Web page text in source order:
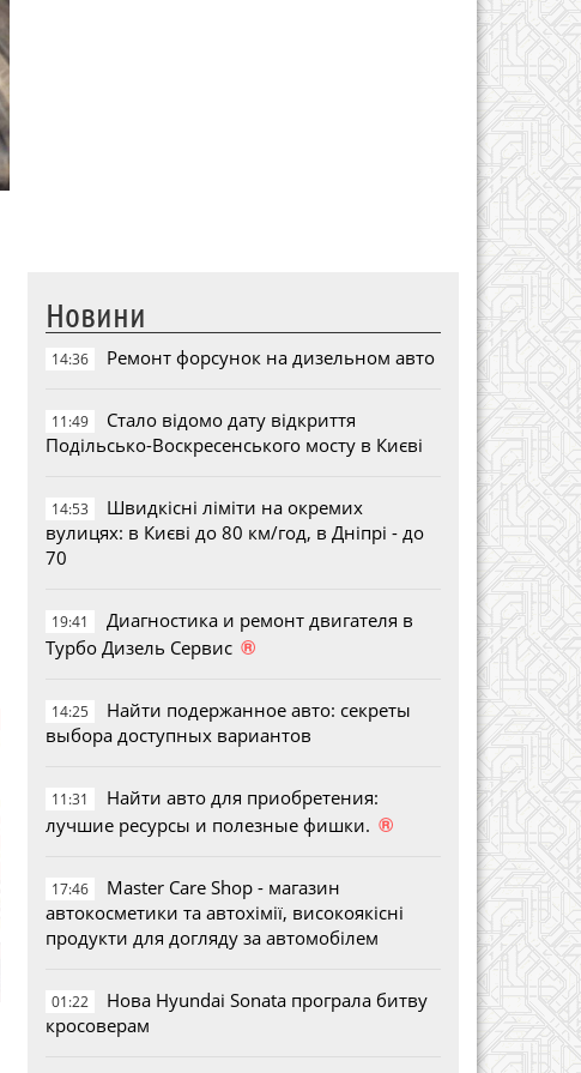
Новини
14:36 Ремонт форсунок на дизельном авто
11:49
Стало відомо дату відкриття
Подільсько-Воскресенського мосту в Києві
14:53
Швидкісні ліміти на окремих
вулицях: в Києві до 80 км/год, в Дніпрі - до
70
19:41
Диагностика и ремонт двигателя в
Турбо Дизель Сервис ®
14:25
Найти подержанное авто: секреты
выбора доступных вариантов
11:31
Найти авто для приобретения:
лучшие ресурсы и полезные фишки. ®
17:46
Master Care Shop - магазин
автокосметики та автохімії, високоякісні
продукти для догляду за автомобілем
01:22
Нова Hyundai Sonata програла битву
кросоверам